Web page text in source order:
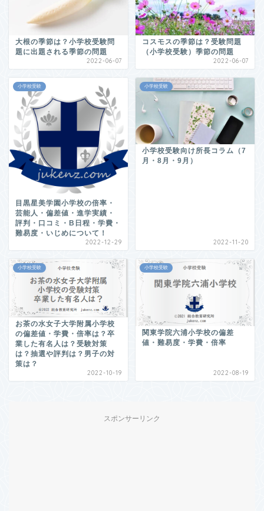
大根の季節は？小学校受験問
題に出題される季節の問題
2022-06-07
コスモスの季節は？受験問題
（小学校受験）季節の問題
2022-06-07
小学校受験
目黒星美学園小学校の倍率・
芸能人・偏差値・進学実績・
評判・口コミ・B日程・学費・
難易度・いじめについて！
2022-12-29
小学校受験
小学校受験向け所長コラム（7
月・8月・9月）
2022-11-20
小学校受験
お茶の水女子大学附属小学校
の偏差値・学費・倍率は？卒
業した有名人は？受験対策
は？抽選や評判は？男子の対
策は？
2022-10-19
小学校受験
関東学院六浦小学校の偏差
値・難易度・学費・倍率
2022-08-19
スポンサーリンク